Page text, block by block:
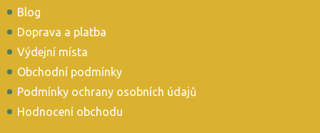
Blog
Doprava a platba
Výdejní místa
Obchodní podmínky
Podmínky ochrany osobních údajů
Hodnocení obchodu